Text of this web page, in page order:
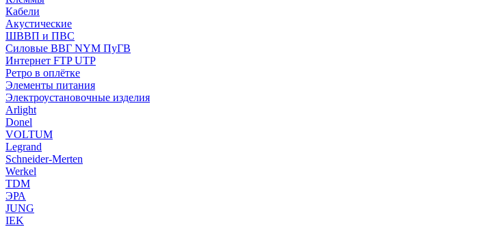
Кабели
Акустические
ШВВП и ПВС
Силовые ВВГ NYM ПуГВ
Интернет FTP UTP
Ретро в оплётке
Элементы питания
Электроустановочные изделия
Arlight
Donel
VOLTUM
Legrand
Schneider-Merten
Werkel
TDM
ЭРА
JUNG
IEK